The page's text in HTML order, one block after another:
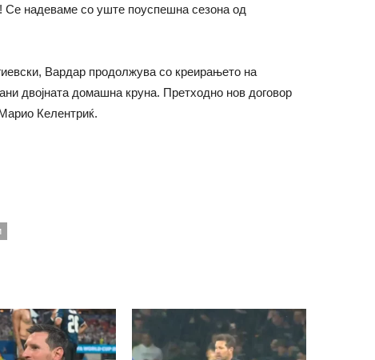
Се надеваме со уште поуспешна сезона од
Вардар продолжува со креирањето на
двојната домашна круна. Претходно нов договор
Келентриќ.